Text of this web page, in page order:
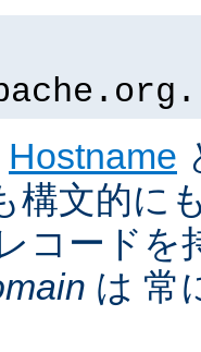
Hostname
構文的に
コードを
は 常